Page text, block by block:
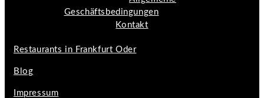
Geschäftsbedingungen
Kontakt
Restaurants in Frankfurt Oder
Blog
Impressum